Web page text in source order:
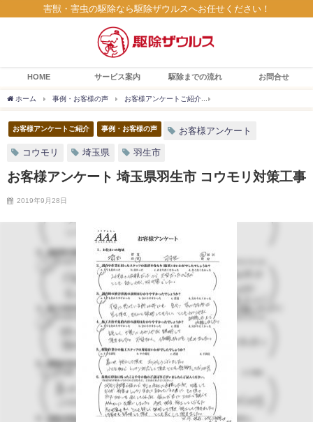
害獣・害虫の駆除なら駆除ザウルスへお任せください！
HOME サービス案内 駆除までの流れ お問合せ
ホーム 事例・お客様の声 お客様アンケートご紹介
お客様アンケートご紹介 事例・お客様の声 お客様アンケート
コウモリ 埼玉県 羽生市
お客様アンケート 埼玉県羽生市 コウモリ対策工事
2019年9月28日